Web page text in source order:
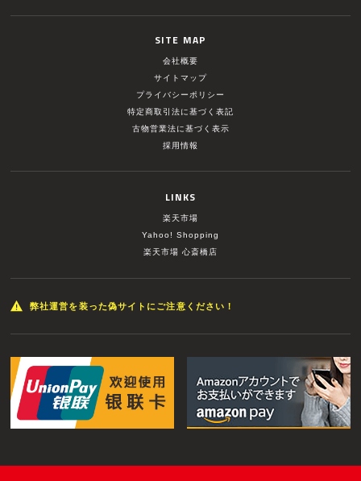
SITE MAP
会社概要
サイトマップ
プライバシーポリシー
特定商取引法に基づく表記
古物営業法に基づく表示
採用情報
LINKS
楽天市場
Yahoo! Shopping
楽天市場 心斎橋店
弊社運営を装った偽サイトにご注意ください！